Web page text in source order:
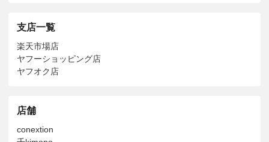
支店一覧
楽天市場店
ヤフーショッピング店
ヤフオク店
店舗
conextion